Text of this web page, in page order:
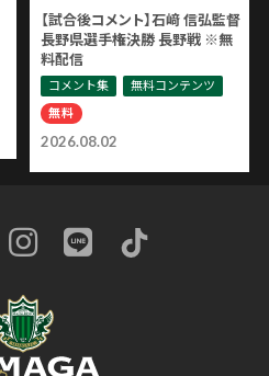
2026.08.02
【試合後コメント】石﨑 信弘監督
長野県選手権決勝 長野戦 ※無
料配信
コメント集
無料コンテンツ
無料